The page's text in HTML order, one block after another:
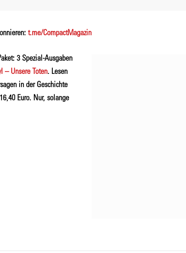
t.me/CompactMagazin
3 Spezial-Ausgaben
– Unsere Toten. Lesen
in der Geschichte
Euro. Nur, solange